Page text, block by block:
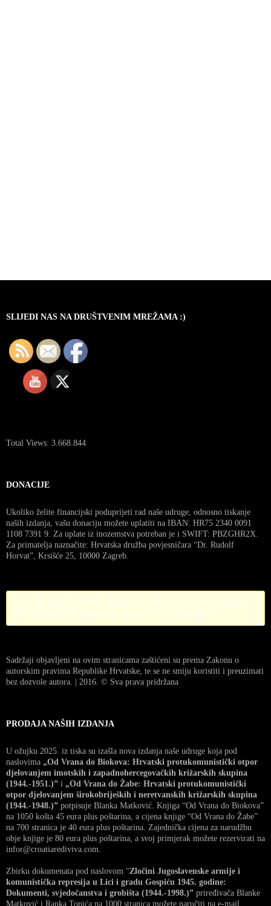
SLIJEDI NAS NA DRUŠTVENIM MREŽAMA :)
Total Views: 3.668.844
DONACIJE
Ukoliko želite financijski poduprijeti rad naše udruge, odnosno tiskanje
naših izdanja, vašu donaciju možete uplatiti na IBAN: HR75 2340 0091
1108 7391 9. Za uplate iz inozemstva potreban je i SWIFT: PBZGHR2X.
Za primatelja naznačite: Hrvatska družba povjesničara “Dr. Rudolf
Horvat”, Krsišće 25, 10000 Zagreb.
Sadržaji objavljeni na ovim stranicama zaštićeni su prema Zakonu o
autorskim pravima Republike Hrvatske, te se ne smiju koristiti i preuzimati
bez dozvole autora. | 2016. © Sva prava pridržana
PRODAJA NAŠIH IZDANJA
U ožujku 2025. iz tiska su izašla nova izdanja naše udruge koja pod
naslovima „Od Vrana do Biokova: Hrvatski protukomunistički otpor
djelovanjem imotskih i zapadnohercegovačkih križarskih skupina
(1944.-1951.)” i „Od Vrana do Žabe: Hrvatski protukomunistički
otpor djelovanjem širokobrijeških i neretvanskih križarskih skupina
(1944.-1948.)” potpisuje Blanka Matković. Knjiga “Od Vrana do Biokova”
na 1050 košta 45 eura plus poštarina, a cijena knjige “Od Vrana do Žabe”
na 700 stranica je 40 eura plus poštarina. Zajednička cijena za narudžbu
obje knjige je 80 eura plus poštarina, a svoj primjerak možete rezervirati na
infor@croatiarediviva.com.
Zbirku dokumenata pod naslovom “Zločini Jugoslavenske armije i
komunistička represija u Lici i gradu Gospiću 1945. godine:
Dokumenti, svjedočanstva i grobišta (1944.-1998.)” priređivača Blanke
Matković i Ranka Topića na 1000 stranica možete naručiti na e-mail